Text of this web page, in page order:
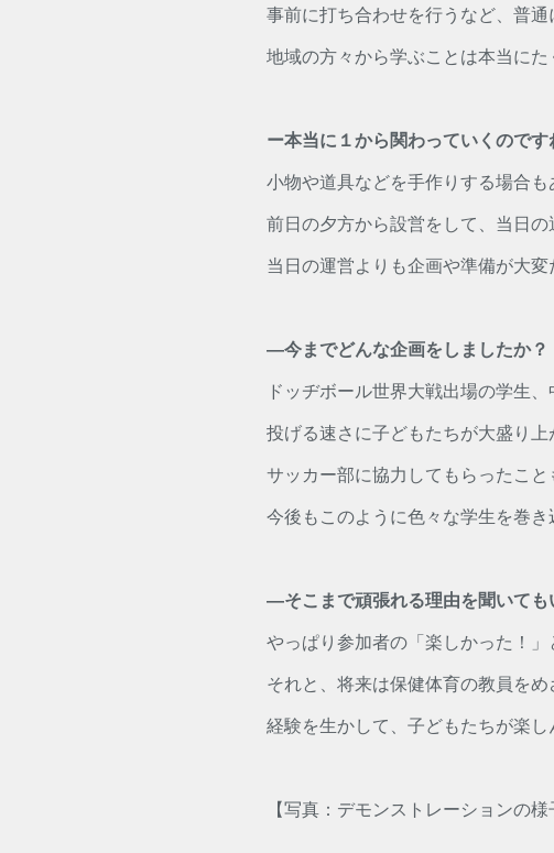
事前に打ち合わせを行うなど、普
地域の方々から学ぶことは本当にた
ー本当に１から関わっていくのです
小物や道具などを手作りする場合も
前日の夕方から設営をして、当日の
当日の運営よりも企画や準備が大
―今までどんな企画をしましたか？
ドッヂボール世界大戦出場の学生
投げる速さに子どもたちが大盛り上
サッカー部に協力してもらったこと
今後もこのように色々な学生を巻き
―そこまで頑張れる理由を聞いても
やっぱり参加者の「楽しかった！
それと、将来は保健体育の教員を
経験を生かして、子どもたちが楽
【写真：デモンストレーションの様